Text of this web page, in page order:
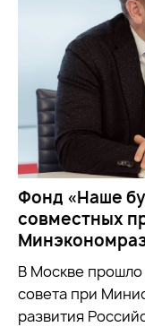
Фонд «Наше
совместных
В Москве
совета при
развития